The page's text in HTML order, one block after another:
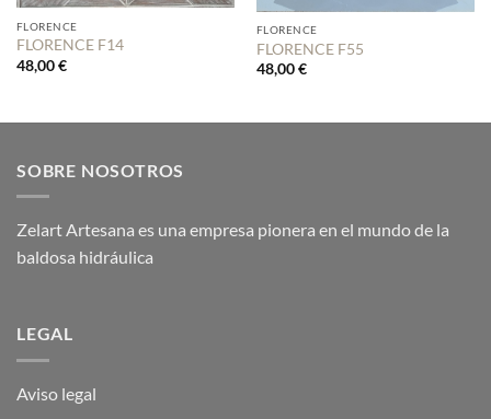
FLORENCE
FLORENCE F14
48,00€
FLORENCE
FLORENCE F55
48,00€
SOBRE NOSOTROS
Zelart Artesana es una empresa pionera en el mundo de la
baldosa hidráulica
LEGAL
Aviso legal